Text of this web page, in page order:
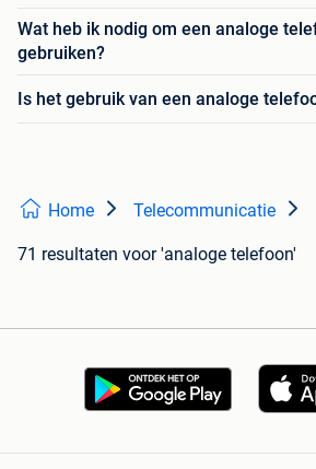
Wat heb ik nodig om een analoge
gebruiken?
Is het gebruik van een analoge
Home Telecommunicatie
71 resultaten voor 'analoge telefoon'